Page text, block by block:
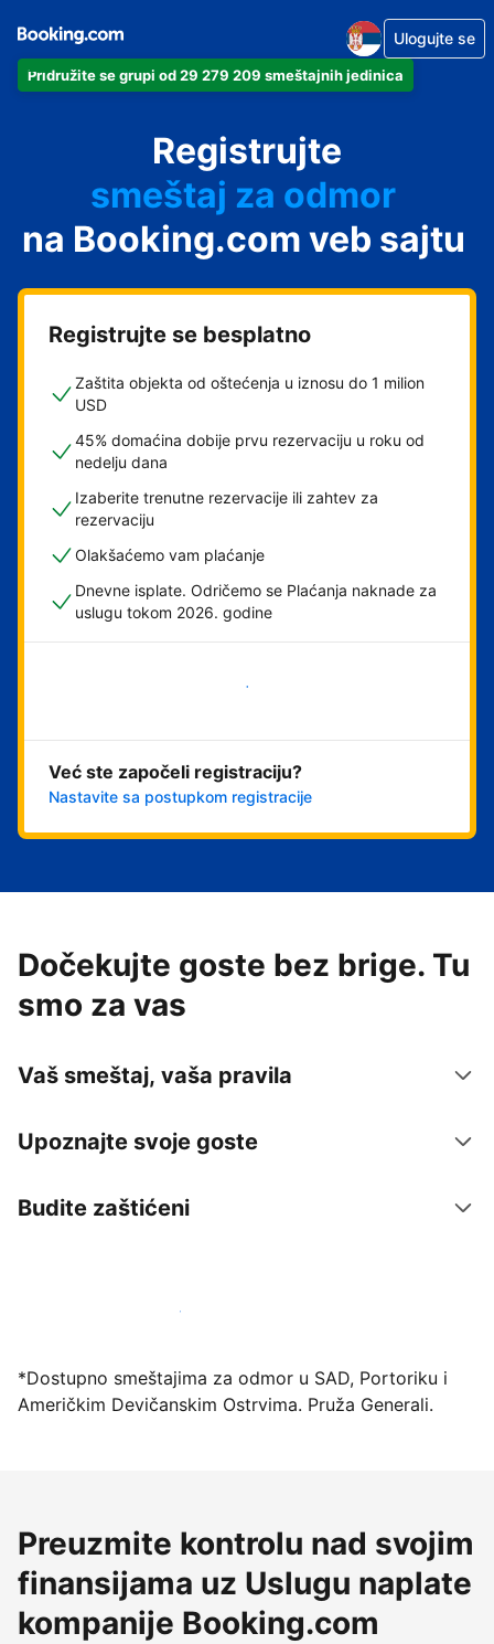
Pridružite se grupi od 29 279 209 smeštajnih jedinica
Ulogujte se
Registrujte
apartman
hotel
smeštaj za odmor
pansion
hostel
na Booking.com veb sajtu
Registrujte se besplatno
Zaštita objekta od oštećenja u iznosu do 1 milion
USD
45% domaćina dobije prvu rezervaciju u roku od
nedelju dana
Izaberite trenutne rezervacije ili zahtev za
rezervaciju
Olakšaćemo vam plaćanje
Dnevne isplate. Odričemo se Plaćanja naknade za
uslugu tokom 2026. godine
Počnite odmah
Već ste započeli registraciju?
Nastavite sa postupkom registracije
Dočekujte goste bez brige. Tu
smo za vas
Vaš smeštaj, vaša pravila
Upoznajte svoje goste
Budite zaštićeni
Registrujte svoj objekat već danas
*Dostupno smeštajima za odmor u SAD, Portoriku i
Američkim Devičanskim Ostrvima. Pruža Generali.
Preuzmite kontrolu nad svojim
finansijama uz Uslugu naplate
kompanije Booking.com